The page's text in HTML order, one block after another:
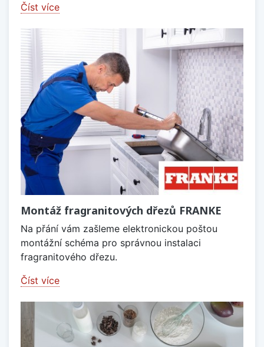
Číst více
Montáž fragranitových dřezů FRANKE
Na přání vám zašleme elektronickou poštou
montážní schéma pro správnou instalaci
fragranitového dřezu.
Číst více